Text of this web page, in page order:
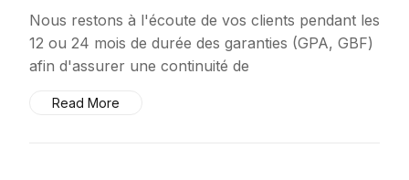
Nous restons à l'écoute de vos clients pendant les
12 ou 24 mois de durée des garanties (GPA, GBF)
afin d'assurer une continuité de
Read More